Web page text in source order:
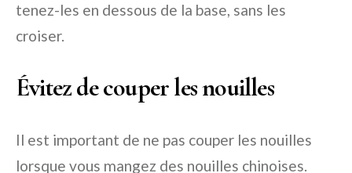
tenez-les en dessous de la base, sans les
croiser.
Évitez de couper les nouilles
Il est important de ne pas couper les nouilles
lorsque vous mangez des nouilles chinoises.